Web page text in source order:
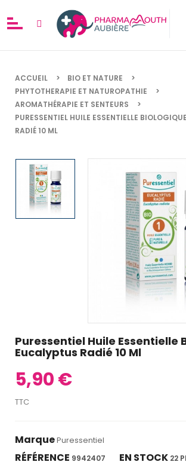
ACCUEIL
BIO ET NATURE
PHYTOTHERAPIE ET NATUROPATHIE
AROMATHÉRAPIE ET SENTEURS
PURESSENTIEL HUILE ESSENTIELLE
RADIÉ 10 ML
Puressentiel Huile Essentielle
Eucalyptus Radié 10 Ml
5,90 €
TTC
MarquePuressentiel
RÉFÉRENCE 9942407 EN STOCK 22